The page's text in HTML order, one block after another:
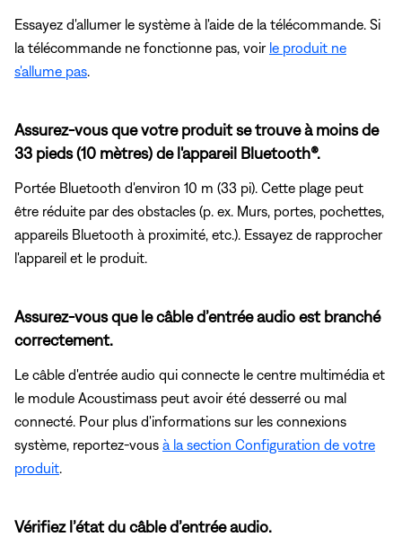
Essayez d'allumer le système à l'aide de la télécommande. Si
la télécommande ne fonctionne pas, voir le produit ne
s'allume pas
Assurez-vous que votre produit se trouve à moins de
33 pieds (10 mètres) de l'appareil Bluetooth®.
Portée Bluetooth d'environ 10 m (33 pi). Cette plage peut
être réduite par des obstacles (p. ex. Murs, portes, pochettes,
appareils Bluetooth à proximité, etc.). Essayez de rapprocher
l'appareil et le produit.
Assurez-vous que le câble d’entrée audio est branché
correctement.
Le câble d'entrée audio qui connecte le centre multimédia et
le module Acoustimass peut avoir été desserré ou mal
connecté. Pour plus d'informations sur les connexions
système, reportez-vous à la section Configuration de votre
produit
Vérifiez l’état du câble d’entrée audio.